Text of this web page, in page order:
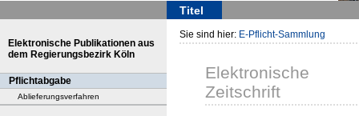
Titel
Elektronische Publikationen aus
dem Regierungsbezirk Köln
Pflichtabgabe
Ablieferungsverfahren
Sie sind hier: E-Pflicht-Sammlung
Elektronische
Zeitschrift